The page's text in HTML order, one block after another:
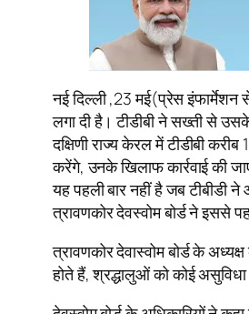
नई दिल्ली ,23 मई(प्रेस इंफार्मेशन
लगा दी है। टीडीबी ने सख्ती से
दक्षिणी राज्य केरल में टीडीबी
करेंगे, उनके खिलाफ कार्रवाई की
यह पहली बार नहीं है जब टीबीडी
त्रावणकोर देवस्वोम बोर्ड ने इससे
त्रावणकोर देवास्वोम बोर्ड के
होते हैं, श्रद्धालुओं को कोई असुविधा